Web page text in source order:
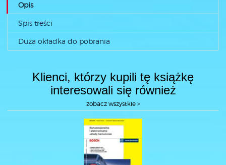
Opis
Spis treści
Duża okładka do pobrania
Klienci, którzy kupili tę książkę
interesowali się również
zobacz wszystkie >